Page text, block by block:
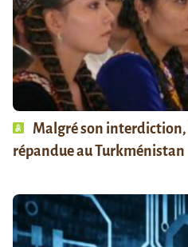
Malgré son
répandue au Turkménistan